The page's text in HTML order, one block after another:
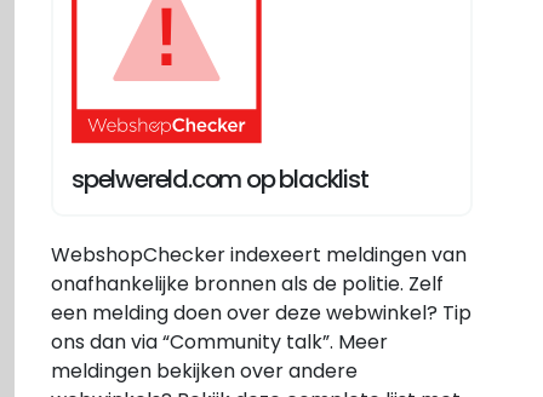
spelwereld.com op blacklist
WebshopChecker indexeert meldingen van
onafhankelijke bronnen als de politie. Zelf
een melding doen over deze webwinkel? Tip
ons dan via “Community talk”. Meer
meldingen bekijken over andere